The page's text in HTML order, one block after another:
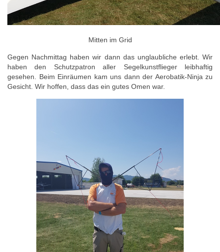
Mitten im Grid
Gegen Nachmittag haben wir dann das unglaubliche erlebt. Wir
haben den Schutzpatron aller Segelkunstflieger leibhaftig
gesehen. Beim Einräumen kam uns dann der Aerobatik-Ninja zu
Gesicht. Wir hoffen, dass das ein gutes Omen war.